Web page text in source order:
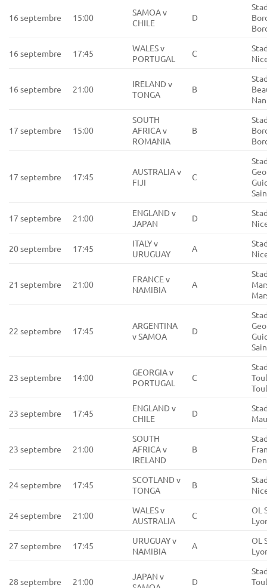
16 septembre 15:00
SAMOA v
CHILE
D
16 septembre 17:45
WALES v
PORTUGAL
C
16 septembre 21:00
IRELAND v
TONGA
B
17 septembre 15:00
SOUTH
AFRICA v
ROMANIA
B
17 septembre 17:45
AUSTRALIA v
FIJI
C
17 septembre 21:00
ENGLAND v
JAPAN
D
20 septembre 17:45
ITALY v
URUGUAY
A
21 septembre 21:00
FRANCE v
NAMIBIA
A
22 septembre 17:45
ARGENTINA
v SAMOA
D
23 septembre 14:00
GEORGIA v
PORTUGAL
C
23 septembre 17:45
ENGLAND v
CHILE
D
23 septembre 21:00
SOUTH
AFRICA v
IRELAND
B
24 septembre 17:45
SCOTLAND v
TONGA
B
24 septembre 21:00
WALES v
AUSTRALIA
C
OL
27 septembre 17:45
URUGUAY v
NAMIBIA
A
OL
28 septembre 21:00
JAPAN v
D